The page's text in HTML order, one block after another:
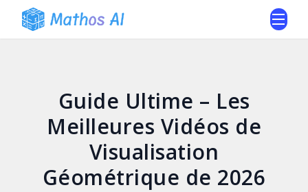
Guide Ultime – Les
Meilleures Vidéos de
Visualisation
Géométrique de 2026